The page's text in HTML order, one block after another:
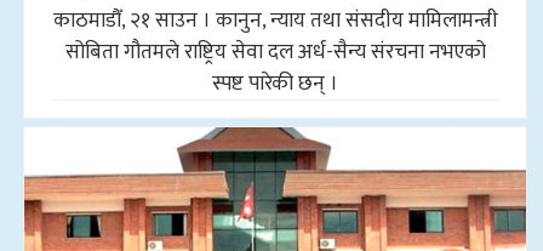
काठमाडौँ, २१ साउन । कानुन, न्याय तथा संसदीय मामिलामन्त्री
सोबिता गौतमले राष्ट्रिय सेवा दल अर्ध-सैन्य संरचना नभएको
स्पष्ट पारेकी छन् ।